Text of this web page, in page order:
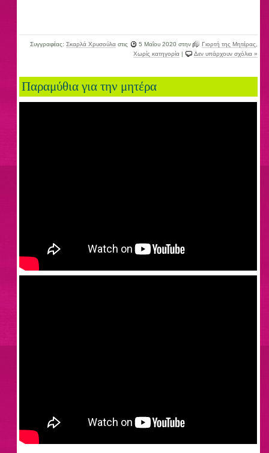
Συγγραφέας: Σκαρλά Χρυσούλαστις 5 Μαΐου 2020στην Γιορτή της Μητέρας,
Χωρίς κατηγορία | Δεν υπάρχουν σχόλια »
Παραμύθια για την μητέρα